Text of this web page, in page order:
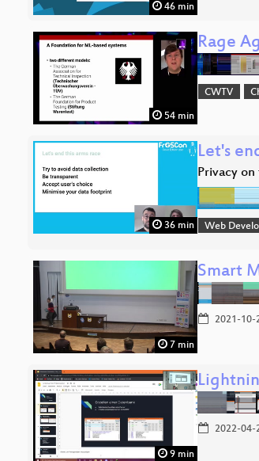
46 min
54 min
Rage
CWTV
36 min
Let's
Privacy
Web
7 min
Smart
2021-10-
9 min
2022-04-